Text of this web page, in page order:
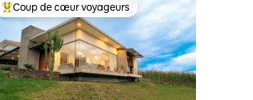
Coups de cœur voyageurs les plus appréciés
Coup de cœur voyageurs